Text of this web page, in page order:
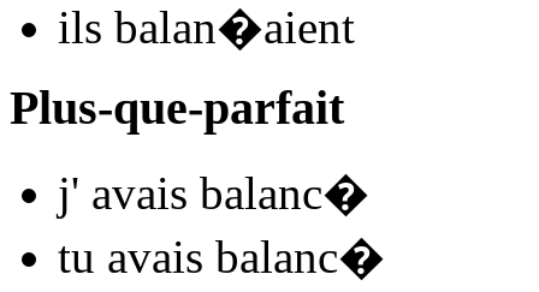
ils balan�aient
Plus-que-parfait
j' avais balanc�
tu avais balanc�